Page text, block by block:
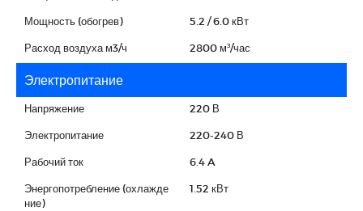
Мощность (обогрев) 5.2 / 6.0 кВт
Расход воздуха м3/ч 2800 м³/час
Электропитание
Напряжение 220 В
Электропитание 220-240 В
Рабочий ток 6.4 A
Энергопотребление (охлажде
ние)
1.52 кВт